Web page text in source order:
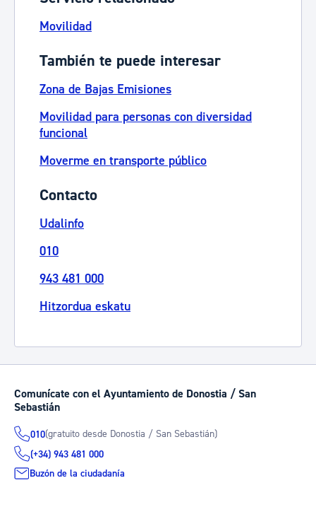
Movilidad
También te puede interesar
Zona de Bajas Emisiones
Movilidad para personas con diversidad
funcional
Moverme en transporte público
Contacto
Udalinfo
010
943 481 000
Hitzordua eskatu
Comunícate con el Ayuntamiento de Donostia / San
Sebastián
010(gratuito desde Donostia / San Sebastián)
(+34) 943 481 000
Buzón de la ciudadanía